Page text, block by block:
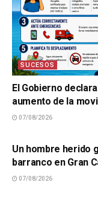
SUCESOS
El Gobierno
aumento de la
07/08/2026
Un hombre herido
barranco en Gran
07/08/2026